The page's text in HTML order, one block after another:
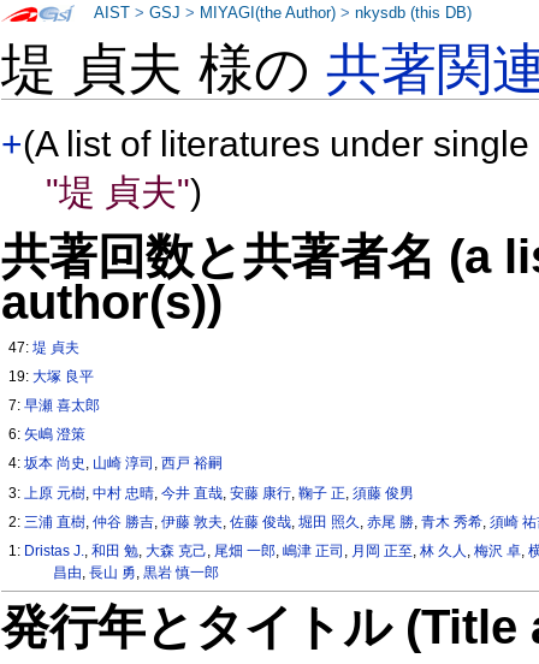
堤 貞夫 様の共著関
+(A list of literatures under
"堤 貞夫")
共著回数と共著者名 (a
author(s))
47:堤 貞夫
19:大塚 良平
7:早瀬 喜太郎
6:矢嶋 澄策
4:坂本 尚史 , 山崎 淳司 ,西戸 裕嗣
3:
上原 元樹 ,中村 忠晴 ,今井 直哉 ,安藤 康行 ,鞠子 正 ,須藤 俊男
2: 三浦 直樹 ,仲谷 勝吉 ,伊藤 敦夫 ,佐藤 俊哉 ,堀田 照久 ,赤尾 勝 ,青木 秀希 ,須崎
1: Dristas J. ,和田 勉 ,大森 克己 尾畑 一郎 ,嶋津 正司 月岡 正至 ,林 久人 ,梅沢 卓 ,
昌由 長山 勇 黒岩 慎一郎
発行年とタイトル
AIST >GSJ > MIYAGI(the Author) >nkysdb (this DB)